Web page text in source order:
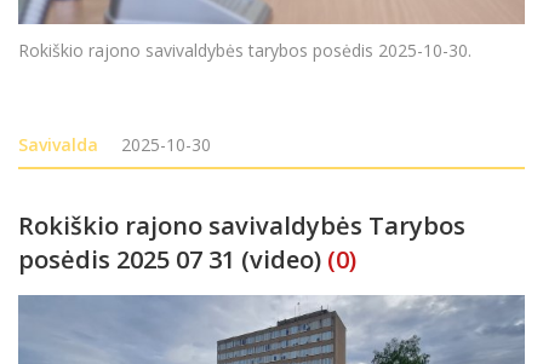
Rokiškio rajono savivaldybės tarybos posėdis 2025-10-30.
Savivalda 2025-10-30
Rokiškio rajono savivaldybės Tarybos
posėdis 2025 07 31 (video) (0)